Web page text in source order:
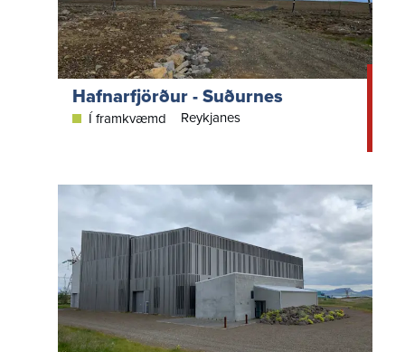
Hafnarfjörður - Suðurnes
Í framkvæmd Reykjanes